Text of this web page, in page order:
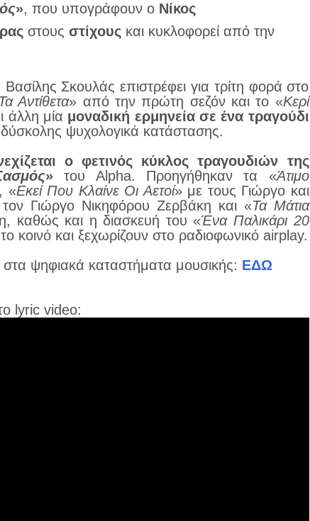
», που υπογράφουν ο Νίκος
στους στίχους και κυκλοφορεί από την
Σκουλάς επιστρέφει για τρίτη φορά στο
Τα Αντίθετα» από την πρώτη σεζόν και το «Κερί
άλλη μία μοναδική ερμηνεία σε ένα τραγούδι
ψυχολογικά κατάστασης.
ο φετινός κύκλος τραγουδιών της
»του Alpha. Προηγήθηκαν τα «Άτιμο
«Εκεί Που Κλαίνε Οι Αετοί» με τους Γιώργο και
Γιώργο Νικηφόρου Ζερβάκη και «Τα Μάτια
καθώς και η διασκευή του «Ένα Παλικάρι 20
και ξεχωρίζουν στο ραδιοφωνικό airplay.
στα ψηφιακά καταστήματα μουσικής: ΕΔΩ
lyric video: